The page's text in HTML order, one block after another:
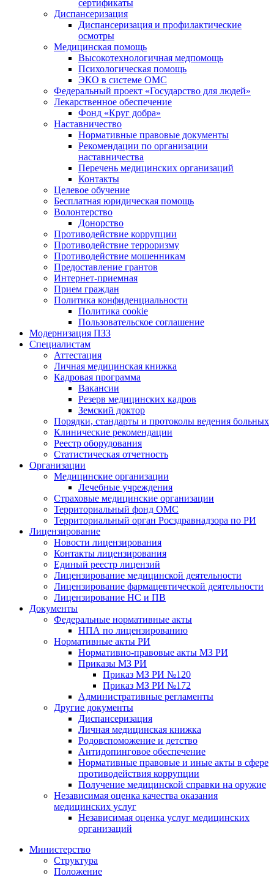
сертификаты
Диспансеризация
Диспансеризация и профилактические
осмотры
Медицинская помощь
Высокотехнологичная медпомощь
Психологическая помощь
ЭКО в системе ОМС
Федеральный проект «Государство для людей»
Лекарственное обеспечение
Фонд «Круг добра»
Наставничество
Нормативные правовые документы
Рекомендации по организации
наставничества
Перечень медицинских организаций
Контакты
Целевое обучение
Бесплатная юридическая помощь
Волонтерство
Донорство
Противодействие коррупции
Противодействие терроризму
Противодействие мошенникам
Предоставление грантов
Интернет-приемная
Прием граждан
Политика конфиденциальности
Политика cookie
Пользовательское соглашение
Модернизация ПЗЗ
Специалистам
Аттестация
Личная медицинская книжка
Кадровая программа
Вакансии
Резерв медицинских кадров
Земский доктор
Порядки, стандарты и протоколы ведения больных
Клинические рекомендации
Реестр оборудования
Статистическая отчетность
Организации
Медицинские организации
Лечебные учреждения
Страховые медицинские организации
Территориальный фонд ОМС
Территориальный орган Росздравнадзора по РИ
Лицензирование
Новости лицензирования
Контакты лицензирования
Единый реестр лицензий
Лицензирование медицинской деятельности
Лицензирование фармацевтической деятельности
Лицензирование НС и ПВ
Документы
Федеральные нормативные акты
НПА по лицензированию
Нормативные акты РИ
Нормативно-правовые акты МЗ РИ
Приказы МЗ РИ
Приказ МЗ РИ №120
Приказ МЗ РИ №172
Административные регламенты
Другие документы
Диспансеризация
Личная медицинская книжка
Родовспоможение и детство
Антидопинговое обеспечение
Нормативные правовые и иные акты в сфере
противодействия коррупции
Получение медицинской справки на оружие
Независимая оценка качества оказания
медицинских услуг
Независимая оценка услуг медицинскиx
организаций
Министерство
Структура
Положение